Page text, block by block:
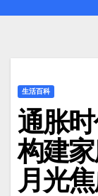
生活百科
通胀
构建
月光